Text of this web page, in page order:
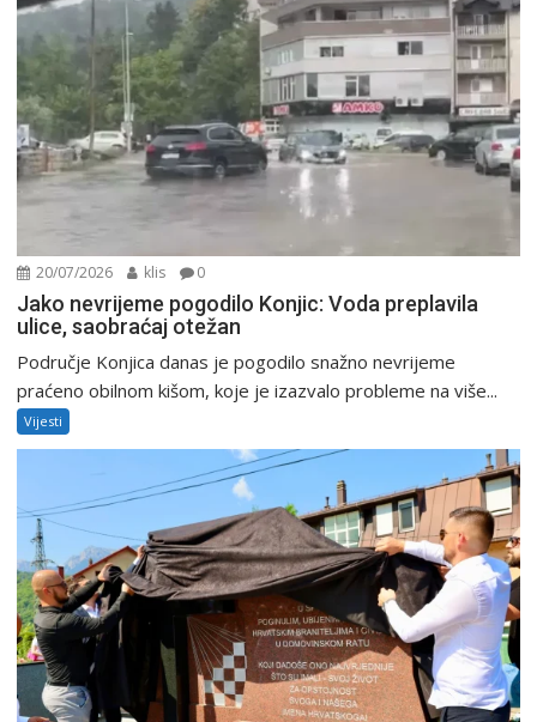
20/07/2026 klis 0
Jako nevrijeme pogodilo Konjic: Voda preplavila
ulice, saobraćaj otežan
Područje Konjica danas je pogodilo snažno nevrijeme
praćeno obilnom kišom, koje je izazvalo probleme na više...
Vijesti